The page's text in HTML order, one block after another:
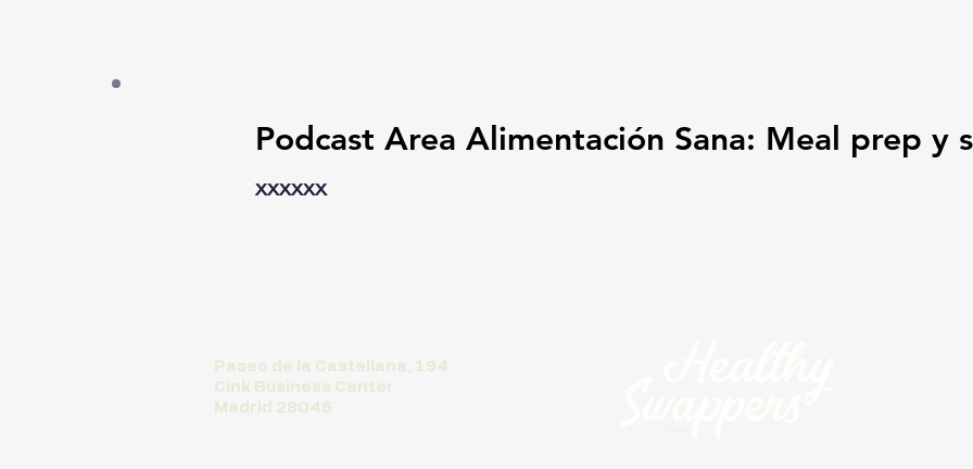
Podcast Area Alimentación Sana: Meal prep y
xxxxxx
Paseo de la Castellana, 194
Cink Business Center
Madrid 28046